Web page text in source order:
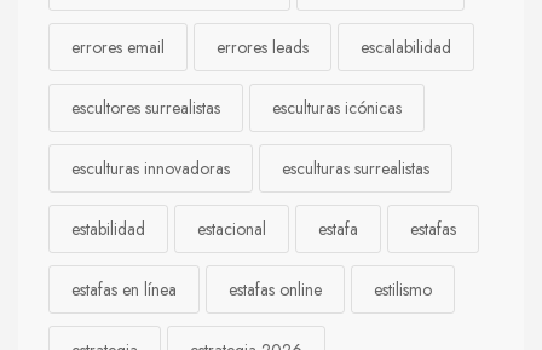
errores email errores leads escalabilidad
escultores surrealistas esculturas icónicas
esculturas innovadoras esculturas surrealistas
estabilidad estacional estafa estafas
estafas en línea estafas online estilismo